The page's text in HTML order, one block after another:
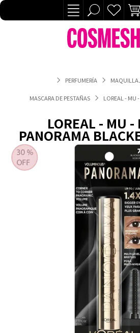
PERFUMERÍA
MASCARA DE PESTAÑAS LOREAL - MU
LOREAL - MU -
PANORAMA